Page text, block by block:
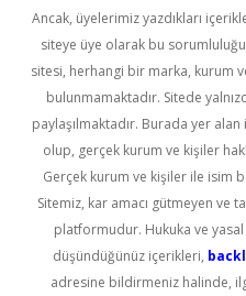
Ancak, üyelerimiz yazdıkları
siteye üye olarak bu
sitesi, herhangi bir marka, kurum
bulunmamaktadır. Sitede
paylaşılmaktadır. Burada yer
olup, gerçek kurum ve kişiler
Gerçek kurum ve kişiler ile isim
Sitemiz, kar amacı gütmeyen ve
platformudur. Hukuka ve
düşündüğünüz içerikleri,
adresine bildirmeniz halinde,